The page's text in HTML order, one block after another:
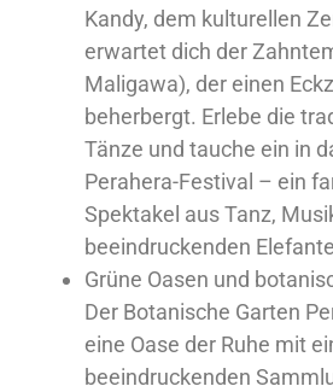
Kandy, dem kulturellen
erwartet dich der
Maligawa), der einen
beherbergt. Erlebe die
Tänze und tauche ein in
Perahera-Festival – ein
Spektakel aus Tanz,
beeindruckenden
Grüne Oasen und
Der Botanische Garten
eine Oase der Ruhe mit
beeindruckenden